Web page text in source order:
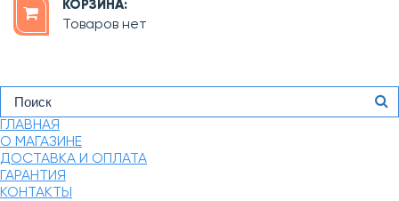
КОРЗИНА:
Товаров нет
ГЛАВНАЯ
О МАГАЗИНЕ
ДОСТАВКА И ОПЛАТА
ГАРАНТИЯ
КОНТАКТЫ